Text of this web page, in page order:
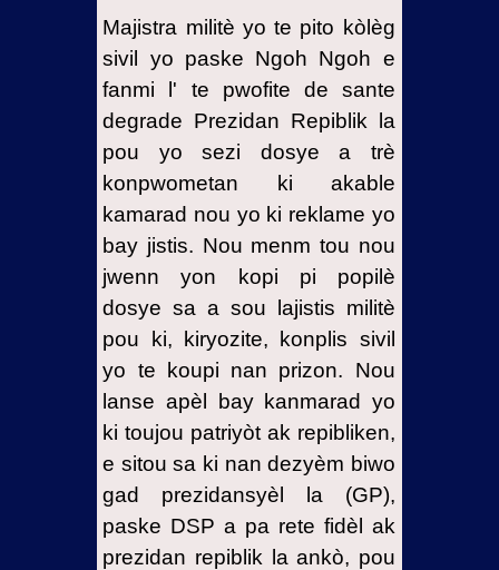
Majistra militè yo te pito kòlèg
sivil yo paske Ngoh Ngoh e
fanmi l' te pwofite de sante
degrade Prezidan Repiblik la
pou yo sezi dosye a trè
konpwometan ki akable
kamarad nou yo ki reklame yo
bay jistis. Nou menm tou nou
jwenn yon kopi pi popilè
dosye sa a sou lajistis militè
pou ki, kiryozite, konplis sivil
yo te koupi nan prizon. Nou
lanse apèl bay kanmarad yo
ki toujou patriyòt ak repibliken,
e sitou sa ki nan dezyèm biwo
gad prezidansyèl la (GP),
paske DSP a pa rete fidèl ak
prezidan repiblik la ankò, pou